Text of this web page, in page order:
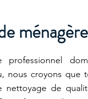
professionnel
nous croyons que
nettoyage de